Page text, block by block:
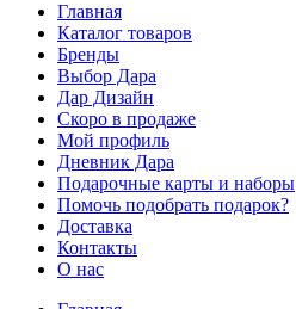
Главная
Каталог товаров
Бренды
Выбор Дара
Дар Дизайн
Скоро в продаже
Мой профиль
Дневник Дара
Подарочные карты и наборы
Помочь подобрать подарок?
Доставка
Контакты
О нас